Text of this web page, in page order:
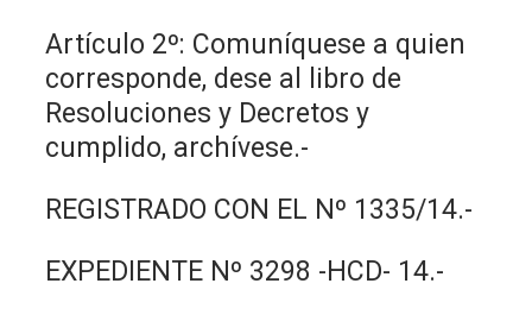
Artículo 2º: Comuníquese a quien
corresponde, dese al libro de
Resoluciones y Decretos y
cumplido, archívese.-
REGISTRADO CON EL Nº 1335/14.-
EXPEDIENTE Nº 3298 -HCD- 14.-